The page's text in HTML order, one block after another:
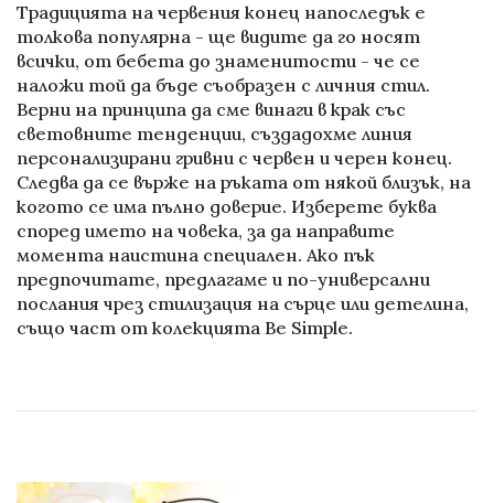
Традицията на червения конец напоследък е
толкова популярна - ще видите да го носят
всички, от бебета до знаменитости - че се
наложи той да бъде съобразен с личния стил.
Верни на принципа да сме винаги в крак със
световните тенденции, създадохме линия
персонализирани гривни с червен и черен конец.
Следва да се върже на ръката от някой близък, на
когото се има пълно доверие. Изберете буква
според името на човека, за да направите
момента наистина специален. Ако пък
предпочитате, предлагаме и по-универсални
послания чрез стилизация на сърце или детелина,
също част от колекцията Be Simple.